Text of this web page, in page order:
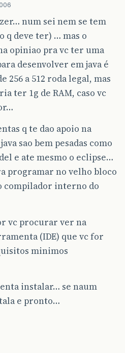
num sei nem se tem
q deve ter) … mas o
opiniao pra vc ter uma
desenvolver em java é
256 a 512 roda legal, mas
ter 1g de RAM, caso vc
q te dao apoio na
sao bem pesadas como
e ate mesmo o eclipse…
programar no velho bloco
compilador interno do
vc procurar ver na
(IDE) que vc for
minimos
instalar… se naum
e pronto…